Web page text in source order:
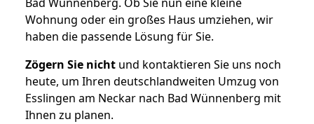
Wohnung oder ein großes Haus umziehen, wir
haben die passende Lösung für Sie.
Zögern Sie nicht und kontaktieren Sie uns noch
heute, um Ihren deutschlandweiten Umzug von
Esslingen am Neckar nach Bad Wünnenberg mit
Ihnen zu planen.